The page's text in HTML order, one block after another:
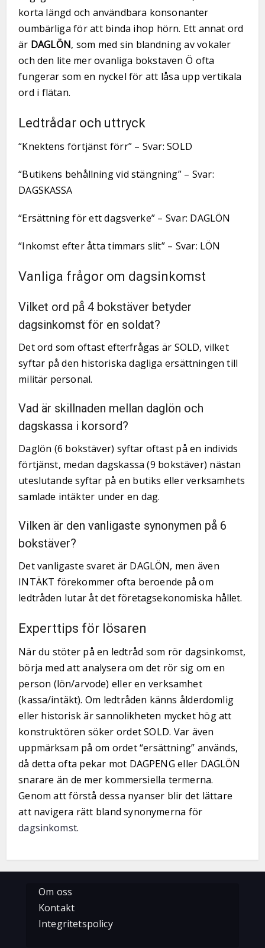
korta längd och användbara konsonanter
oumbärliga för att binda ihop hörn. Ett annat ord
är DAGLÖN, som med sin blandning av vokaler
och den lite mer ovanliga bokstaven Ö ofta
fungerar som en nyckel för att låsa upp vertikala
ord i flätan.
Ledtrådar och uttryck
“Knektens förtjänst förr” – Svar: SOLD
“Butikens behållning vid stängning” – Svar:
DAGSKASSA
“Ersättning för ett dagsverke” – Svar: DAGLÖN
“Inkomst efter åtta timmars slit” – Svar: LÖN
Vanliga frågor om dagsinkomst
Vilket ord på 4 bokstäver betyder
dagsinkomst för en soldat?
Det ord som oftast efterfrågas är SOLD, vilket
syftar på den historiska dagliga ersättningen till
militär personal.
Vad är skillnaden mellan daglön och
dagskassa i korsord?
Daglön (6 bokstäver) syftar oftast på en individs
förtjänst, medan dagskassa (9 bokstäver) nästan
uteslutande syftar på en butiks eller verksamhets
samlade intäkter under en dag.
Vilken är den vanligaste synonymen på 6
bokstäver?
Det vanligaste svaret är DAGLÖN, men även
INTÄKT förekommer ofta beroende på om
ledtråden lutar åt det företagsekonomiska hållet.
Experttips för lösaren
När du stöter på en ledtråd som rör dagsinkomst,
börja med att analysera om det rör sig om en
person (lön/arvode) eller en verksamhet
(kassa/intäkt). Om ledtråden känns ålderdomlig
eller historisk är sannolikheten mycket hög att
konstruktören söker ordet SOLD. Var även
uppmärksam på om ordet “ersättning” används,
då detta ofta pekar mot DAGPENG eller DAGLÖN
snarare än de mer kommersiella termerna.
Genom att förstå dessa nyanser blir det lättare
att navigera rätt bland synonymerna för
dagsinkomst.
Om oss
Kontakt
Integritetspolicy